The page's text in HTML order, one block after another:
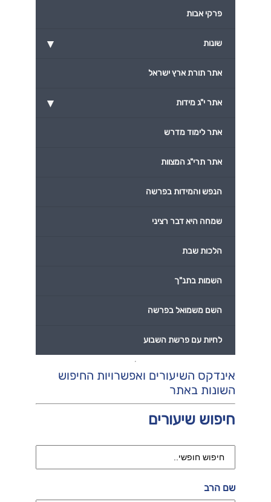
אינדקס השיעורים ואפשרויות החיפוש
השונות באתר
חיפוש שיעורים
שם הרב
פרקי אבות
▾ שונות
אתר תורת ארץ ישראל
▾ אתר י"ג מידות
אתר לימוד מדרש
אתר תרי"ג המצוות
הנפש והמידות בפרשה
שמחה היא דבר רציני
הלכות שבת
השמות בתנ"ך
השם משמואל בפרשה
לחיות עם פרשת השבוע